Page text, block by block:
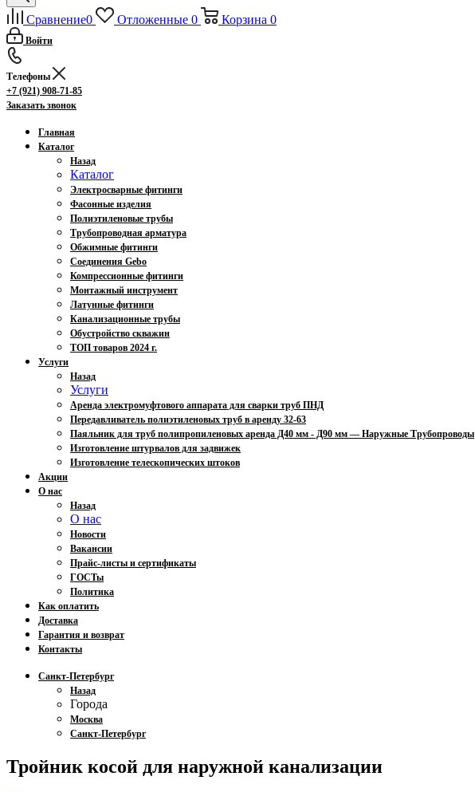
Сравнение0 Отложенные 0 Корзина 0
Войти
Телефоны
+7 (921) 908-71-85
Заказать звонок
Главная
Каталог
Назад
Каталог
Электросварные фитинги
Фасонные изделия
Полиэтиленовые трубы
Трубопроводная арматура
Обжимные фитинги
Соединения Gebo
Компрессионные фитинги
Монтажный инструмент
Латунные фитинги
Канализационные трубы
Обустройство скважин
ТОП товаров 2024 г.
Услуги
Назад
Услуги
Аренда электромуфтового аппарата для сварки труб ПНД
Передавливатель полиэтиленовых труб в аренду 32-63
Паяльник для труб полипропиленовых аренда Д40 мм - Д90 мм — Наружные Трубопроводы
Изготовление штурвалов для задвижек
Изготовление телескопических штоков
Акции
О нас
Назад
О нас
Новости
Вакансии
Прайс-листы и сертификаты
ГОСТы
Политика
Как оплатить
Доставка
Гарантия и возврат
Контакты
Санкт-Петербург
Назад
Города
Москва
Санкт-Петербург
Тройник косой для наружной канализации